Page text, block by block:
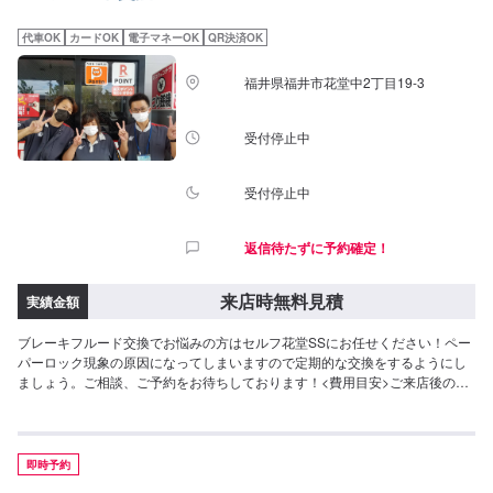
代車OK カードOK 電子マネーOK QR決済OK
福井県福井市花堂中2丁目19-3
受付停止中
受付停止中
返信待たずに予約確定！
実績金額 来店時無料見積
ブレーキフルード交換でお悩みの方はセルフ花堂SSにお任せください！ペー
パーロック現象の原因になってしまいますので定期的な交換をするようにし
ましょう。ご相談、ご予約をお待ちしております！<費用目安>ご来店後のお
即時予約